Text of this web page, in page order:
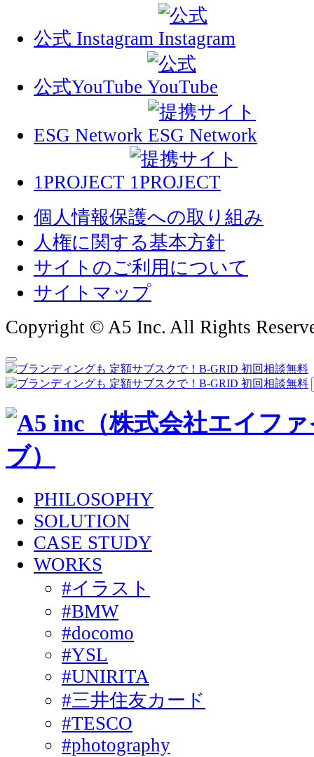
公式 Instagram
公式YouTube
ESG Network
1PROJECT
個人情報保護への取り組み
人権に関する基本方針
サイトのご利用について
サイトマップ
Copyright © A5 Inc. All Rights
PHILOSOPHY
SOLUTION
CASE STUDY
WORKS
#イラスト
#BMW
#docomo
#YSL
#UNIRITA
#三井住友カード
#TESCO
#photography